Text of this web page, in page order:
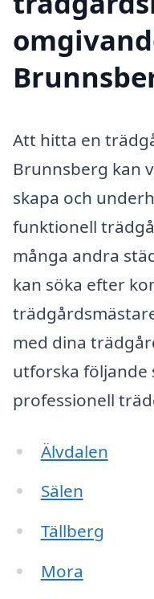
Att hitta en
Brunnsberg kan
skapa och
funktionell
många andra
kan söka efter
med dina
utforska följande
professionell
Älvdalen
Sälen
Tällberg
Mora